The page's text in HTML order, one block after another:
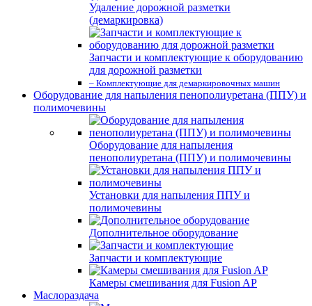
Удаление дорожной разметки
(демаркировка)
Запчасти и комплектующие к оборудованию
для дорожной разметки
– Комплектующие для демаркировочных машин
Оборудование для напыления пенополиуретана (ППУ) и
полимочевины
Оборудование для напыления
пенополиуретана (ППУ) и полимочевины
Установки для напыления ППУ и
полимочевины
Дополнительное оборудование
Запчасти и комплектующие
Камеры смешивания для Fusion AP
Маслораздача